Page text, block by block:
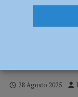
ospedale. Le indicazioni
Virus West
28 Agosto 2025